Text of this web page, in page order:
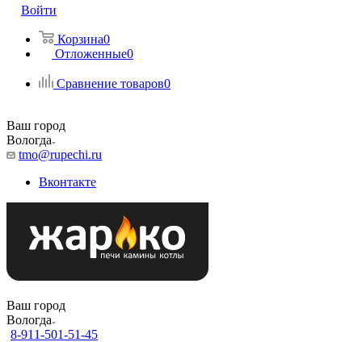
Войти
Корзина0
Отложенные0
Сравнение товаров0
Ваш город
Вологда
tmo@rupechi.ru
Вконтакте
Ваш город
Вологда
8-911-501-51-45